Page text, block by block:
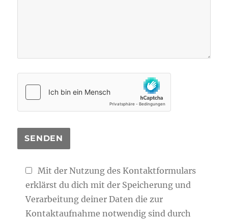
Mit der Nutzung des Kontaktformulars
erklärst du dich mit der Speicherung und
Verarbeitung deiner Daten die zur
Kontaktaufnahme notwendig sind durch